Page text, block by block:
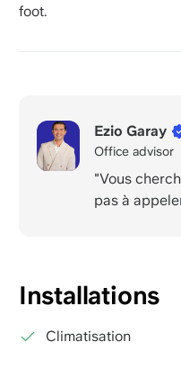
foot.
Ezio Garay
Office advisor
"Vous
pas à
Installations
Climatisation